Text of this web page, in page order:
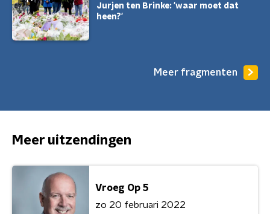
Jurjen ten Brinke: 'waar moet dat
heen?'
Meer fragmenten
Meer uitzendingen
Vroeg Op 5
zo 20 februari 2022